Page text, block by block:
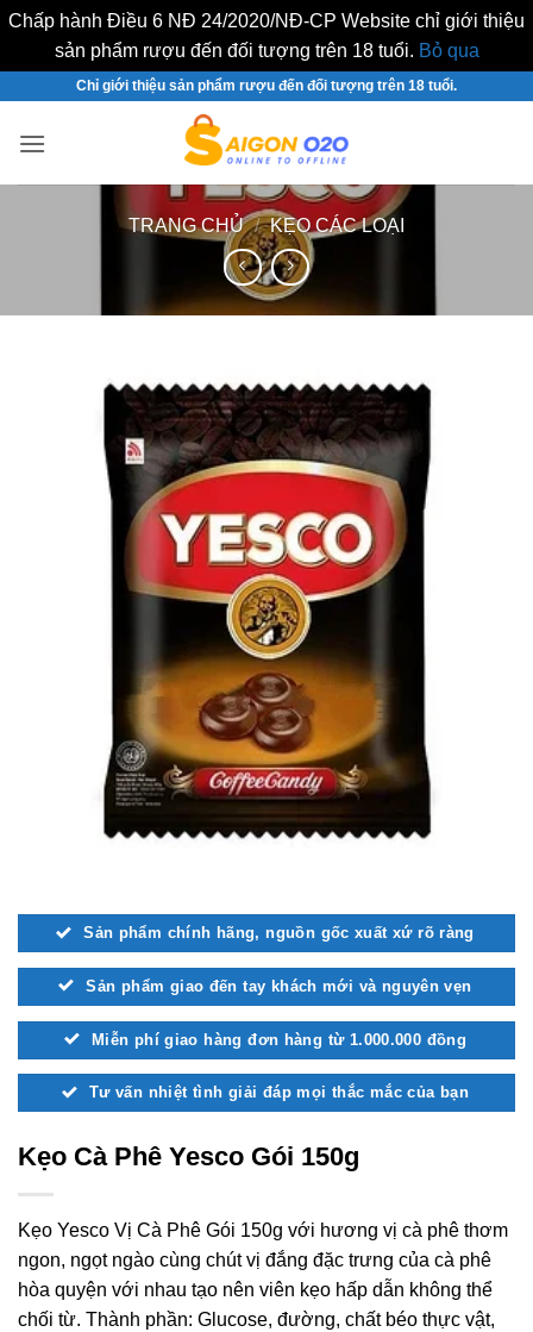
Chấp hành Điều 6 NĐ 24/2020/NĐ-CP Website chỉ giới thiệu
sản phẩm rượu đến đối tượng trên 18 tuổi. Bỏ qua
nội
Chỉ giới thiệu sản phẩm rượu đến đối tượng trên 18 tuổi.
TRANG CHỦ / KẸO CÁC LOẠI
Sản phẩm chính hãng, nguồn gốc xuất xứ rõ ràng
Sản phẩm giao đến tay khách mới và nguyên vẹn
Miễn phí giao hàng đơn hàng từ 1.000.000 đồng
Tư vấn nhiệt tình giải đáp mọi thắc mắc của bạn
Kẹo Cà Phê Yesco Gói 150g
Kẹo Yesco Vị Cà Phê Gói 150g với hương vị cà phê thơm
ngon, ngọt ngào cùng chút vị đắng đặc trưng của cà phê
hòa quyện với nhau tạo nên viên kẹo hấp dẫn không thể
chối từ. Thành phần: Glucose, đường, chất béo thực vật,